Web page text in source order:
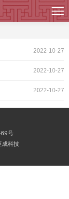
2022-10-27
2022-10-27
2022-10-27
69号
成科技